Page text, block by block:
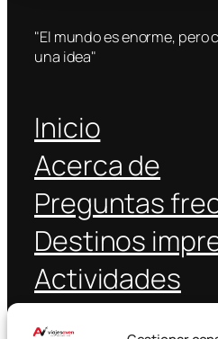
"El mundo es enorme, pero
una idea"
Inicio
Acerca de
Preguntas
Destinos
Actividades
Coche alquiler